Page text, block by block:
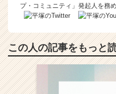
プ・コミュニティ」発起人を務め
この人の記事をもっと